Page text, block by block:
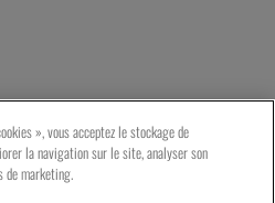
», vous acceptez le stockage de
la navigation sur le site, analyser son
marketing.